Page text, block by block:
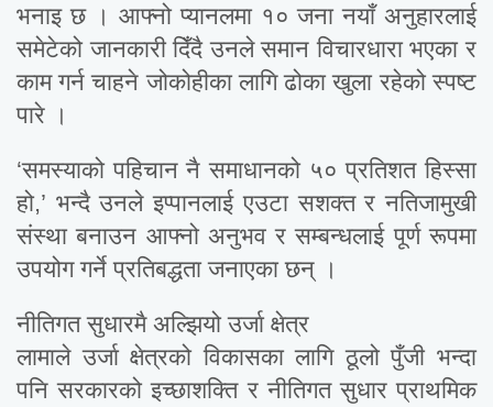
भनाइ छ । आफ्नो प्यानलमा १० जना नयाँ अनुहारलाई
समेटेको जानकारी दिँदै उनले समान विचारधारा भएका र
काम गर्न चाहने जोकोहीका लागि ढोका खुला रहेको स्पष्ट
पारे ।
‘समस्याको पहिचान नै समाधानको ५० प्रतिशत हिस्सा
हो,’ भन्दै उनले इप्पानलाई एउटा सशक्त र नतिजामुखी
संस्था बनाउन आफ्नो अनुभव र सम्बन्धलाई पूर्ण रूपमा
उपयोग गर्ने प्रतिबद्धता जनाएका छन् ।
नीतिगत सुधारमै अल्झियो उर्जा क्षेत्र
लामाले उर्जा क्षेत्रको विकासका लागि ठूलो पुँजी भन्दा
पनि सरकारको इच्छाशक्ति र नीतिगत सुधार प्राथमिक